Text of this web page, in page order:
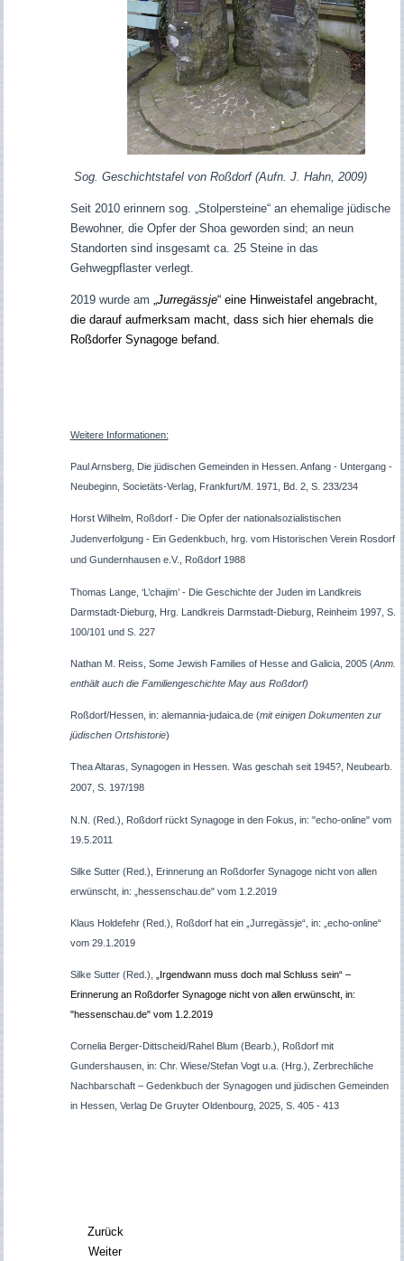
Sog. Geschichtstafel von Roßdorf (Aufn. J. Hahn, 2009)
Seit 2010 erinnern sog. „Stolpersteine“ an ehemalige jüdische
Bewohner, die Opfer der Shoa geworden sind; an neun
Standorten sind insgesamt ca. 25 Steine in das
Gehwegpflaster verlegt.
2019 wurde am „Jurregässje“ eine Hinweistafel angebracht,
die darauf aufmerksam macht, dass sich hier ehemals die
Roßdorfer Synagoge befand.
Weitere Informationen:
Paul Arnsberg, Die jüdischen Gemeinden in Hessen. Anfang - Untergang -
Neubeginn, Societäts-Verlag, Frankfurt/M. 1971, Bd. 2, S. 233/234
Horst Wilhelm, Roßdorf - Die Opfer der nationalsozialistischen
Judenverfolgung - Ein Gedenkbuch, hrg. vom Historischen Verein Rosdorf
und Gundernhausen e.V., Roßdorf 1988
Thomas Lange, ‘L’chajim’ - Die Geschichte der Juden im Landkreis
Darmstadt-Dieburg, Hrg. Landkreis Darmstadt-Dieburg, Reinheim 1997, S.
100/101 und S. 227
Nathan M. Reiss, Some Jewish Families of Hesse and Galicia, 2005 (Anm.
enthält auch die Familiengeschichte May aus Roßdorf)
Roßdorf/Hessen, in: alemannia-judaica.de (mit einigen Dokumenten zur
jüdischen Ortshistorie)
Thea Altaras, Synagogen in Hessen. Was geschah seit 1945?, Neubearb.
2007, S. 197/198
N.N. (Red.), Roßdorf rückt Synagoge in den Fokus, in: "echo-online" vom
19.5.2011
Silke Sutter (Red.), Erinnerung an Roßdorfer Synagoge nicht von allen
erwünscht, in: „hessenschau.de" vom 1.2.2019
Klaus Holdefehr (Red.), Roßdorf hat ein „Jurregässje“, in: „echo-online“
vom 29.1.2019
Silke Sutter (Red.),
„Irgendwann muss doch mal Schluss sein“ –
Erinnerung an Roßdorfer Synagoge nicht von allen erwünscht, in:
"hessenschau.de" vom 1.2.2019
Cornelia Berger-Dittscheid/Rahel Blum (Bearb.), Roßdorf mit
Gundershausen, in: Chr. Wiese/Stefan Vogt u.a. (Hrg.), Zerbrechliche
Nachbarschaft – Gedenkbuch der Synagogen und jüdischen Gemeinden
in Hessen, Verlag De Gruyter Oldenbourg, 2025, S. 405 - 413
Zurück
Weiter